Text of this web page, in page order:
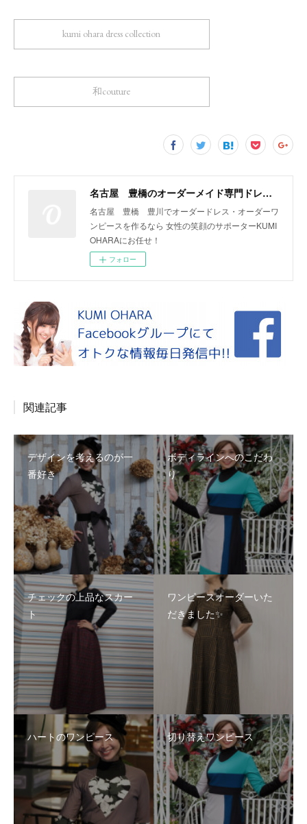
kumi ohara dress collection
和couture
名古屋 豊橋のオーダーメイド専門ドレスデザイナー KUMI OHARA
名古屋 豊橋 豊川でオーダードレス・オーダーワ
ンピースを作るなら 女性の笑顔のサポーターKUMI
OHARAにお任せ！
フォロー
関連記事
デザインを考えるのが一
番好き
ボディラインへのこだわ
り
チェックの上品なスカー
ト
ワンピースオーダーいた
だきました✨
ハートのワンピース 切り替えワンピース